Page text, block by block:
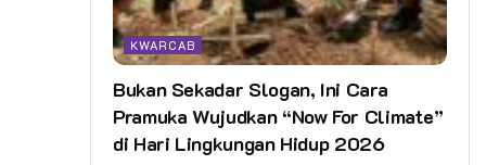
KWARCAB
Bukan Sekadar Slogan, Ini Cara
Pramuka Wujudkan “Now For Climate”
di Hari Lingkungan Hidup 2026